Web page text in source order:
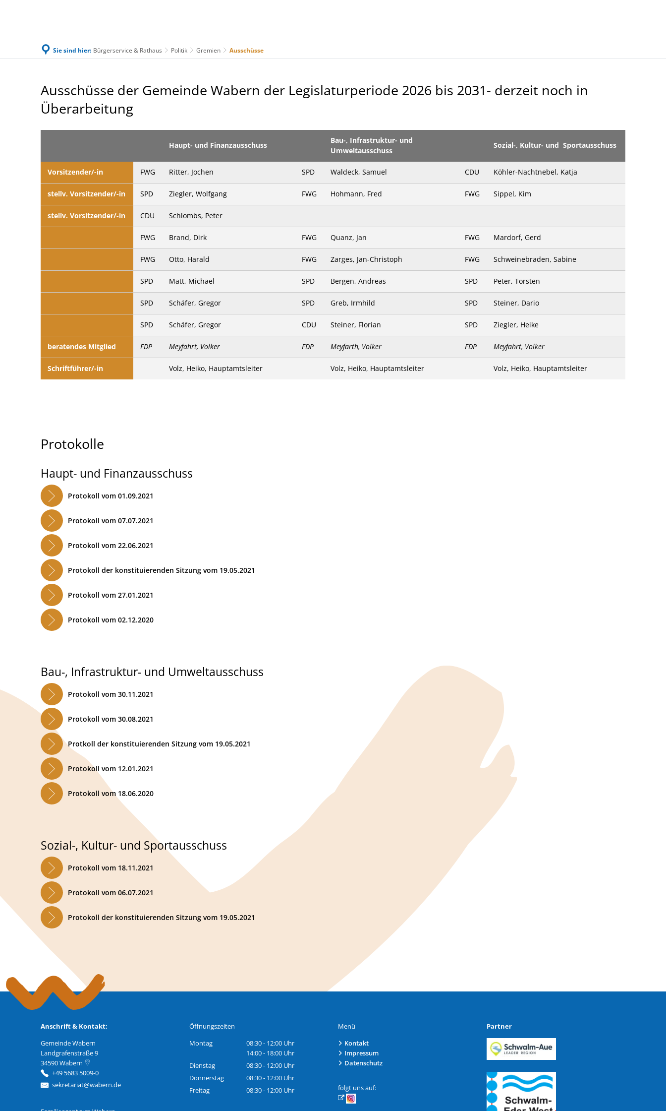
Familie & Leben Bürgerservice & Rathaus Freizeit & Tourismus Wirtschaft & Handel Kultur- Termine - Veranstaltungen
Sie sind hier: Bürgerservice & Rathaus Politik Gremien Ausschüsse
AusschüsseAusschüsse der Gemeinde Wabern der Legislaturperiode 2026 bis 2031- derzeit noch in
Überarbeitung
Haupt- und Finanzausschuss
Bau-, Infrastruktur- und
Umweltausschuss
Sozial-, Kultur- und Sportausschuss
Vorsitzender/-in FWG Ritter, Jochen SPD Waldeck, Samuel CDU Köhler-Nachtnebel, Katja
stellv. Vorsitzender/-in SPD Ziegler, Wolfgang FWG Hohmann, Fred FWG Sippel, Kim
stellv. Vorsitzender/-in CDU Schlombs, Peter
FWG Brand, Dirk FWG Quanz, Jan FWG Mardorf, Gerd
FWG Otto, Harald FWG Zarges, Jan-Christoph FWG Schweinebraden, Sabine
SPD Matt, Michael SPD Bergen, Andreas SPD Peter, Torsten
SPD Schäfer, Gregor SPD Greb, Irmhild SPD Steiner, Dario
SPD Schäfer, Gregor CDU Steiner, Florian SPD Ziegler, Heike
beratendes Mitglied FDP Meyfahrt, Volker FDP Meyfarth, Volker FDP Meyfahrt, Volker
Schriftführer/-in Volz, Heiko, Hauptamtsleiter Volz, Heiko, Hauptamtsleiter Volz, Heiko, Hauptamtsleiter
Protokolle
Haupt- und Finanzausschuss
Protokoll vom 01.09.2021
Protokoll vom 07.07.2021
Protokoll vom 22.06.2021
Protokoll der konstituierenden Sitzung vom 19.05.2021
Protokoll vom 27.01.2021
Protokoll vom 02.12.2020
Bau-, Infrastruktur- und Umweltausschuss
Protokoll vom 30.11.2021
Protokoll vom 30.08.2021
Protkoll der konstituierenden Sitzung vom 19.05.2021
Protokoll vom 12.01.2021
Protokoll vom 18.06.2020
Sozial-, Kultur- und Sportausschuss
Protokoll vom 18.11.2021
Protokoll vom 06.07.2021
Protokoll der konstituierenden Sitzung vom 19.05.2021
Anschrift & Kontakt:
Gemeinde Wabern
Landgrafenstraße 9
34590Wabern
+49 5683 5009-0
sekretariat@wabern.de
Öffnungszeiten
Montag
08:30- 12:00 Uhr
Von 08:30 bis 12:00 Uhr
14:00- 18:00 Uhr
Von 14:00 bis 18:00 Uhr
Dienstag 08:30- 12:00 Uhr
Von 08:30 bis 12:00 Uhr
Donnerstag 08:30- 12:00 Uhr
Von 08:30 bis 12:00 Uhr
Freitag 08:30- 12:00 Uhr
Menü
Kontakt
Impressum
Datenschutz
folgt uns auf:
Partner